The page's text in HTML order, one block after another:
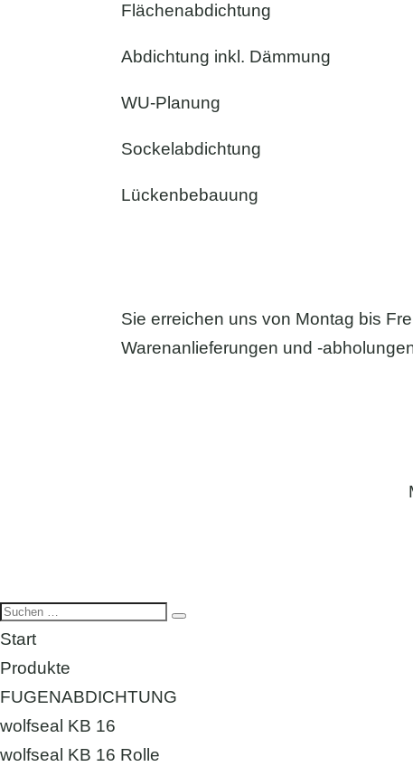
Flächenabdichtung
Abdichtung inkl. Dämmung
WU-Planung
Sockelabdichtung
Lückenbebauung
Sie erreichen uns von Montag bis
Warenanlieferungen und -
Start
Produkte
FUGENABDICHTUNG
wolfseal KB 16
wolfseal KB 16 Rolle